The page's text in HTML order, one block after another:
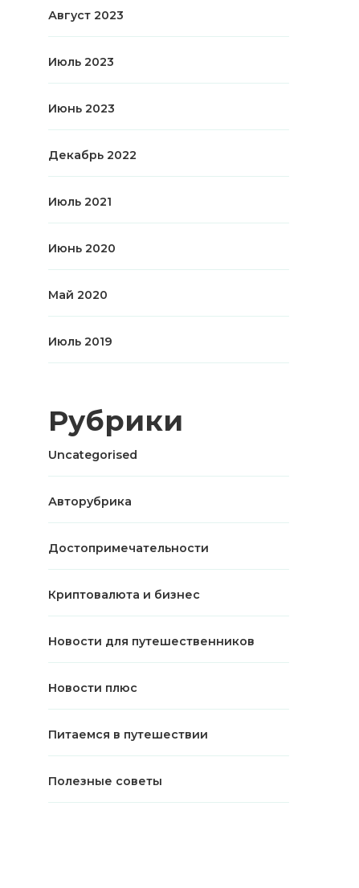
Август 2023
Июль 2023
Июнь 2023
Декабрь 2022
Июль 2021
Июнь 2020
Май 2020
Июль 2019
Рубрики
Uncategorised
Авторубрика
Достопримечательности
Криптовалюта и бизнес
Новости для путешественников
Новости плюс
Питаемся в путешествии
Полезные советы